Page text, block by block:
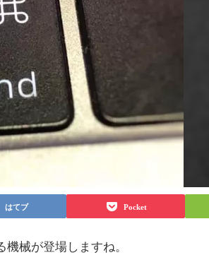
はてブ Pocket
械が登場しますね。